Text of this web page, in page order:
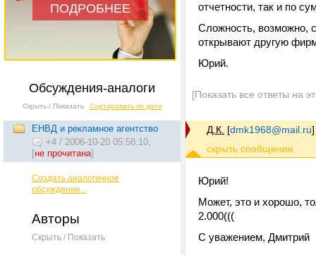
ПОДРОБНЕЕ
Обсуждения-аналоги
Скрыть / Показать Сортировать по дате
ЕНВД и рекламное агентство
+4 / 2006-10-20 05:58:10,
[не прочитана]
Создать аналогичное
обсуждение...
Авторы
Скрыть / Показать
отчетности, так и по
Сложность, возможно,
открывают другую
Юрий.
[Показать все ответы на
Д.К. [dmk1968@mail.ru]
Юрий!
Может, это и хорошо,
2.000(((
С уважением, Дмитрий